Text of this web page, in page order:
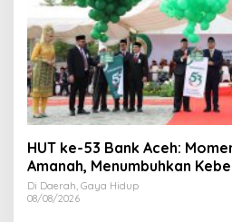
HUT ke-53 Bank Aceh:
Amanah, Menumbuhkan
Di Daerah, Gaya Hidup
08/08/2026